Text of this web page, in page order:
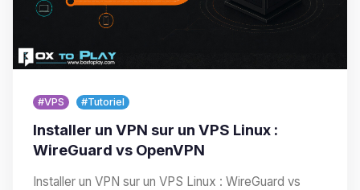
#VPS #Tutoriel
Installer un VPN sur un VPS Linux :
WireGuard vs OpenVPN
Installer un VPN sur un VPS Linux : WireGuard vs